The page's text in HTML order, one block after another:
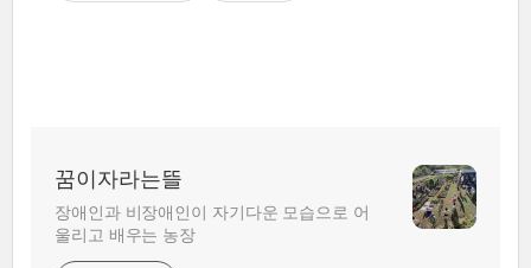
꿈이자라는뜰
장애인과 비장애인이 자기다운 모습으로 어
울리고 배우는 농장